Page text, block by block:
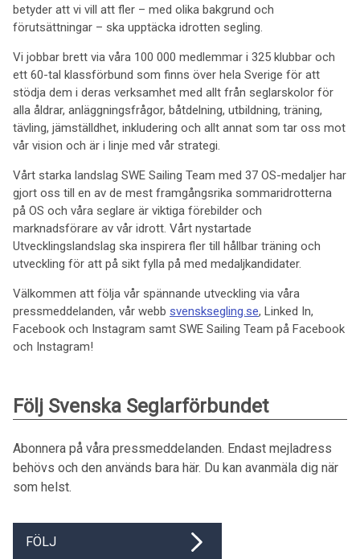
betyder att vi vill att fler – med olika bakgrund och
förutsättningar – ska upptäcka idrotten segling.
Vi jobbar brett via våra 100 000 medlemmar i 325 klubbar och
ett 60-tal klassförbund som finns över hela Sverige för att
stödja dem i deras verksamhet med allt från seglarskolor för
alla åldrar, anläggningsfrågor, båtdelning, utbildning, träning,
tävling, jämställdhet, inkludering och allt annat som tar oss mot
vår vision och är i linje med vår strategi.
Vårt starka landslag SWE Sailing Team med 37 OS-medaljer har
gjort oss till en av de mest framgångsrika sommaridrotterna
på OS och våra seglare är viktiga förebilder och
marknadsförare av vår idrott. Vårt nystartade
Utvecklingslandslag ska inspirera fler till hållbar träning och
utveckling för att på sikt fylla på med medaljkandidater.
Välkommen att följa vår spännande utveckling via våra
pressmeddelanden, vår webb svensksegling.se, Linked In,
Facebook och Instagram samt SWE Sailing Team på Facebook
och Instagram!
Följ Svenska Seglarförbundet
Abonnera på våra pressmeddelanden. Endast mejladress
behövs och den används bara här. Du kan avanmäla dig när
som helst.
FÖLJ